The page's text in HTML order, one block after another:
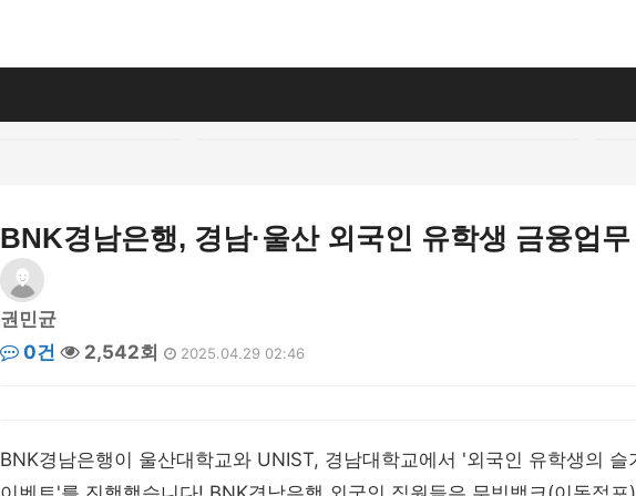
BNK경남은행, 경남·울산 외국인 유학생 금융업
권민균
0건
2,542회 2025.04.29 02:46
BNK경남은행이 울산대학교와 UNIST, 경남대학교에서 '외국인 유학생의 슬